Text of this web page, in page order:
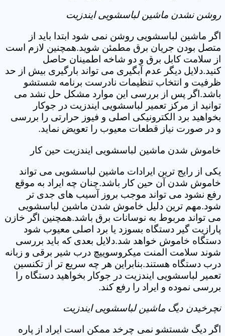
روشن نشدن ماشین لباسشویی ایندزیت
اگر ماشین لباسشویی روشن نمی شود ابتدا باید از
متصل بودن جریان برق مطمئن شوید.همچنین لازم است
از سلامت کابل برق و دو شاخه اطمینان حاصل
کنید.دلایل دیگر عدم آبگیری می تواند بارگیری بیش از حد
ظرفیت و انتخاب تنظیمات نادرست برنامه شستشو
باشد.اگر پس از بررسی این موارد مشکل حل نشد می
توانید از مرکز تعمیر لباسشویی ایندزیت در جوکار
بخواهید برد الکترونیکی اصلی و فیوز حرارتی را بررسی
و در صورت نیاز قطعات معیوب را تعویض نماید.
خاموش شدن ماشین لباسشویی ایندزیت حین کار
یکی از رایج ترین ایرادات ماشین لباسشویی می تواند
خاموش شدن آن حین کار باشد.چنان چه ایراد به موقع
رفع نشود می تواند موجب بروز آسیب های جدی تر
شود.مهم ترین دلیل خاموش شدن ماشین لباسشویی
می تواند مربوط به نوسانات برق باشد.همچنین اگر خازن
پارازیت گیر دستگاه بسوزد یا برد اصلی معیوب شود
دستگاه خاموش خواهد شد.دلایل بعدی که باید بررسی
شوند سلامت المنت میکروسوییچ درب شیر برقی و زبانه
درب دستگاه هستند.بنابراین هر چه سریع تر از تکنسین
تعمیر لباسشویی ایندزیت در جوکار بخواهید دستگاه را
بررسی نموده و ایراد را رفع کند.
نچرخیدن دیگ ماشین لباسشویی ایندزیت
اگر دیگ شستشو نمی چرخد ممکن است ایراد از پاره